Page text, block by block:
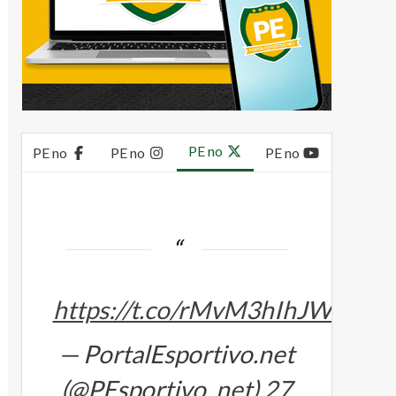
PE no PE no PE no PE no
https://t.co/rMvM3hIhJW
— PortalEsportivo.net
(@PEsportivo_net) 27